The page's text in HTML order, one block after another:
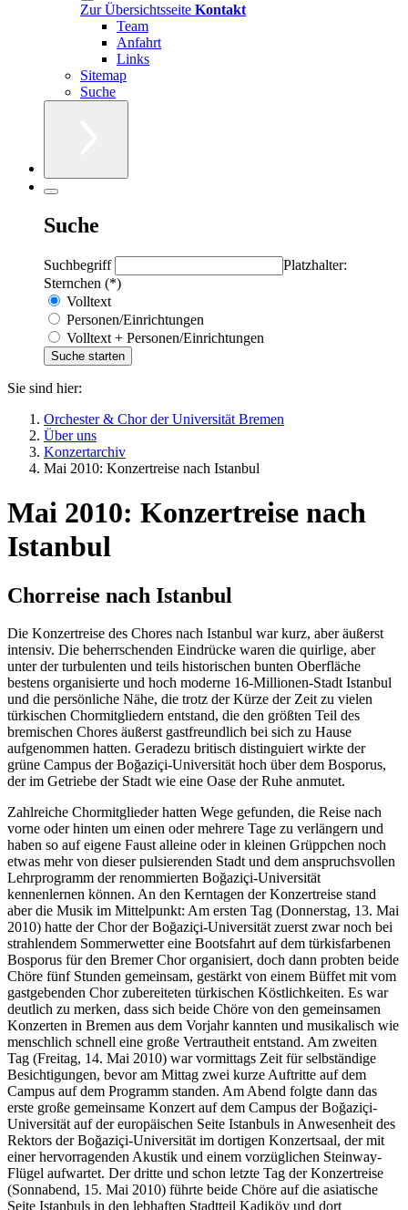
Zur Übersichtsseite Kontakt
Team
Anfahrt
Links
Sitemap
Suche
Suche
Suchbegriff
Platzhalter:
Sternchen (*)
Volltext
Personen/Einrichtungen
Volltext + Personen/Einrichtungen
Sie sind hier:
Orchester & Chor der Universität Bremen
Über uns
Konzertarchiv
Mai 2010: Konzertreise nach Istanbul
Mai 2010: Konzertreise nach
Istanbul
Chorreise nach Istanbul
Die Konzertreise des Chores nach Istanbul war kurz, aber äußerst
intensiv. Die beherrschenden Eindrücke waren die quirlige, aber
unter der turbulenten und teils historischen bunten Oberfläche
bestens organisierte und hoch moderne 16-Millionen-Stadt Istanbul
und die persönliche Nähe, die trotz der Kürze der Zeit zu vielen
türkischen Chormitgliedern entstand, die den größten Teil des
bremischen Chores äußerst gastfreundlich bei sich zu Hause
aufgenommen hatten. Geradezu britisch distinguiert wirkte der
grüne Campus derBoğaziçi-Universität hoch über dem Bosporus,
der im Getriebe der Stadt wie eine Oase der Ruhe anmutet.
Zahlreiche Chormitglieder hatten Wege gefunden, die Reise nach
vorne oder hinten um einen oder mehrere Tage zu verlängern und
haben so auf eigene Faust alleine oder in kleinen Grüppchen noch
etwas mehr von dieser pulsierenden Stadt und dem anspruchsvollen
Lehrprogramm der renommierten Boğaziçi-Universität
kennenlernen können. An den Kerntagen der Konzertreise stand
aber die Musik im Mittelpunkt: Am ersten Tag (Donnerstag, 13. Mai
2010) hatte der Chor derBoğaziçi-Universität zuerst zwar noch bei
strahlendem Sommerwetter eine Bootsfahrt auf dem türkisfarbenen
Bosporus für den Bremer Chor organisiert, doch dann probten beide
Chöre fünf Stunden gemeinsam, gestärkt von einem Büffet mit vom
gastgebenden Chor zubereiteten türkischen Köstlichkeiten. Es war
deutlich zu merken, dass sich beide Chöre von den gemeinsamen
Konzerten in Bremen aus dem Vorjahr kannten und musikalisch wie
menschlich schnell eine große Vertrautheit entstand. Am zweiten
Tag (Freitag, 14. Mai 2010) war vormittags Zeit für selbständige
Besichtigungen, bevor am Mittag zwei kurze Auftritte auf dem
Campus auf dem Programm standen. Am Abend folgte dann das
erste große gemeinsame Konzert auf dem Campus derBoğaziçi-
Universität auf der europäischen Seite Istanbuls in Anwesenheit des
Rektors derBoğaziçi-Universität im dortigen Konzertsaal, der mit
einer hervorragenden Akustik und einem vorzüglichen Steinway-
Flügel aufwartet. Der dritte und schon letzte Tag der Konzertreise
(Sonnabend, 15. Mai 2010) führte beide Chöre auf die asiatische
Seite Istanbuls in den lebhaften Stadtteil Kadiköy und dort